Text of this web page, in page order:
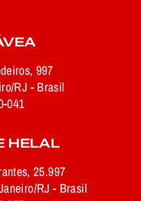
997
RJ - Brasil
041
HELAL
25.997
RJ - Brasil